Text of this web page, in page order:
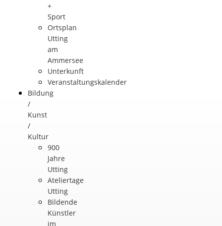
+
Sport
Ortsplan
Utting
am
Ammersee
Unterkunft
Veranstaltungskalender
Bildung
/
Kunst
/
Kultur
900
Jahre
Utting
Ateliertage
Utting
Bildende
Künstler
im